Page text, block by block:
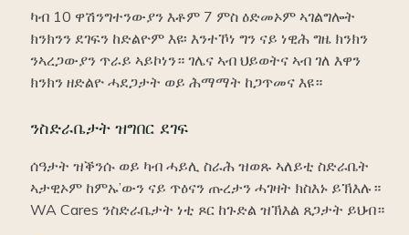
ካብ 10 ዋሽንግተንውያን እቶም 7 ምስ ዕድመኦም ኣገልግሎት
ክንክንን ደገፍን ከድልዮም እዩ፡ እንተኾነ ግን ናይ ነዊሕ ግዜ ክንክን
ንኣረጋውያን ጥራይ ኣይኮነን። ገሌና ኣብ ህይወትና ኣብ ገለ እዋን
ክንክን ዘድልዮ ሓደጋታት ወይ ሕማማት ከጋጥመና እዩ።
ንስድራቤታት ዝግበር ደገፍ
ሰዓታት ዝቕንሱ ወይ ካብ ሓይሊ ስራሕ ዝወጹ ኣለይቲ ስድራቤት
ኣታዊኦም ከምኡ’ውን ናይ ጥዕናን ጡረታን ሓገዛት ክስእኑ ይኽእሉ።
WA Cares ንስድራቤታት ነቲ ጾር ከጉድል ዝኽእል ጸጋታት ይህብ።